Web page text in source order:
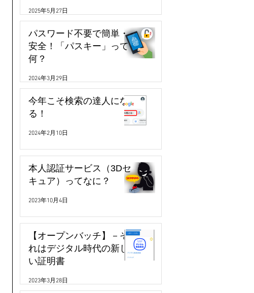
2025年5月27日
パスワード不要で簡単・
安全！「パスキー」って
何？
2024年3月29日
今年こそ検索の達人にな
る！
2024年2月10日
本人認証サービス（3Dセ
キュア）ってなに？
2023年10月4日
【オープンバッチ】－そ
れはデジタル時代の新し
い証明書
2023年3月28日